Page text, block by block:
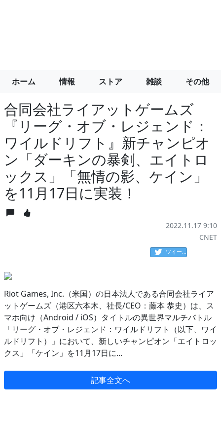
ホーム 情報 ストア 雑談 その他
合同会社ライアットゲームズ
『リーグ・オブ・レジェンド：
ワイルドリフト』新チャンピオ
ン「ダーキンの暴剣、エイトロ
ックス」「無情の影、ケイン」
を11月17日に実装！
2022.11.17 9:10
CNET
ツイート
Riot Games, Inc.（米国）の日本法人である合同会社ライア
ットゲームズ（港区六本木、社長/CEO：藤本 恭史）は、ス
マホ向け（Android / iOS）タイトルの異世界マルチバトル
「リーグ・オブ・レジェンド：ワイルドリフト（以下、ワイ
ルドリフト）」において、新しいチャンピオン「エイトロッ
クス」「ケイン」を11月17日に...
記事全文へ